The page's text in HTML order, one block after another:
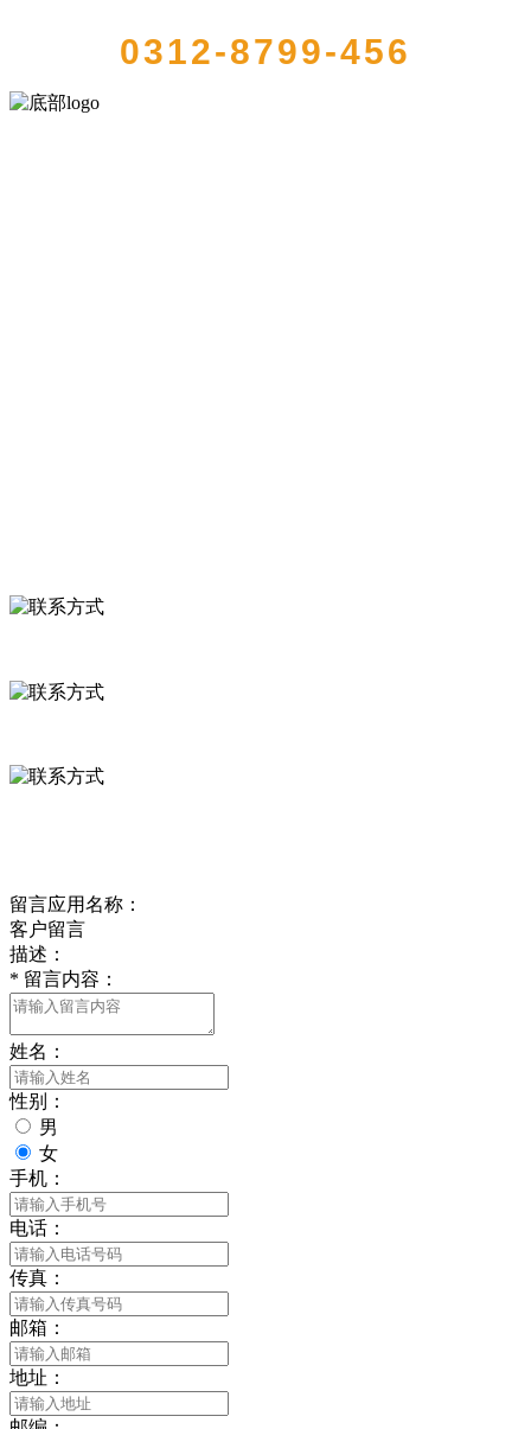
0312-8799-456
留言应用名称：
客户留言
描述：
* 留言内容：
姓名：
性别：
男
女
手机：
电话：
传真：
邮箱：
地址：